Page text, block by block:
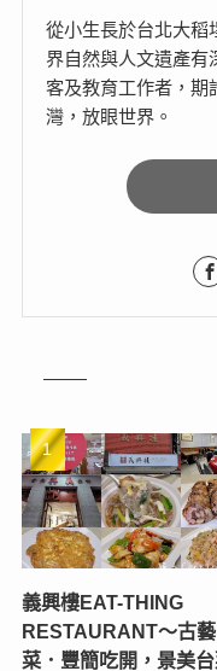
從小生長於台北大稻
界自然與人文遺產有
客及教育工作者，期
灣，放眼世界。
義興樓EAT-THING
RESTAURANT〜古
菜．豐簡吃開，景美